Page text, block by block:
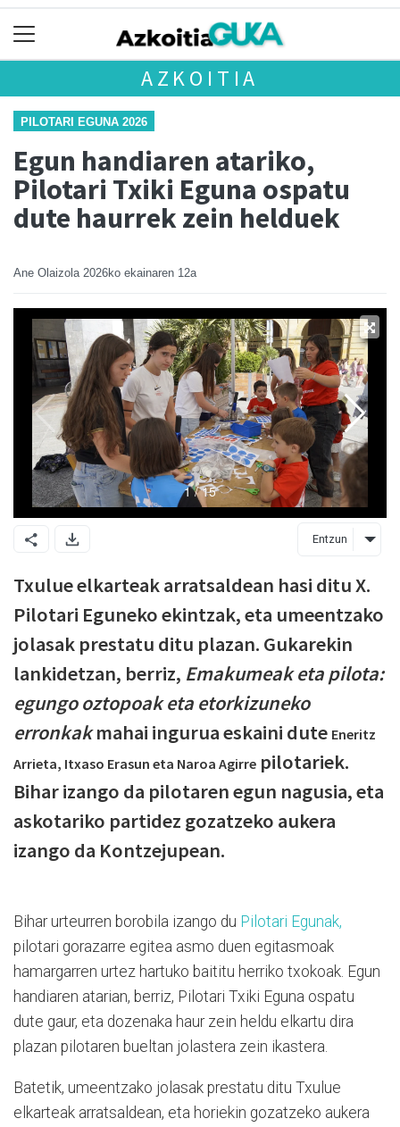
AZKOITIA
PILOTARI EGUNA 2026
Egun handiaren atariko,
Pilotari Txiki Eguna ospatu
dute haurrek zein helduek
Ane Olaizola 2026ko ekainaren 12a
Entzun
Txulue elkarteak arratsaldean hasi ditu X.
Pilotari Eguneko ekintzak, eta umeentzako
jolasak prestatu ditu plazan. Gukarekin
lankidetzan, berriz, Emakumeak eta pilota:
egungo oztopoak eta etorkizuneko
erronkakmahai ingurua eskaini dute Eneritz
Arrieta, Itxaso Erasun eta Naroa Agirre pilotariek.
Bihar izango da pilotaren egun nagusia, eta
askotariko partidez gozatzeko aukera
izango da Kontzejupean.
Bihar urteurren borobila izango du Pilotari Egunak,
pilotari gorazarre egitea asmo duen egitasmoak
hamargarren urtez hartuko baititu herriko txokoak. Egun
handiaren atarian, berriz, Pilotari Txiki Eguna ospatu
dute gaur, eta dozenaka haur zein heldu elkartu dira
plazan pilotaren bueltan jolastera zein ikastera.
Batetik, umeentzako jolasak prestatu ditu Txulue
elkarteak arratsaldean, eta horiekin gozatzeko aukera